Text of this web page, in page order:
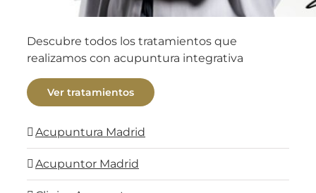
Descubre todos los tratamientos que
realizamos con acupuntura integrativa
Ver tratamientos
Acupuntura Madrid
Acupuntor Madrid